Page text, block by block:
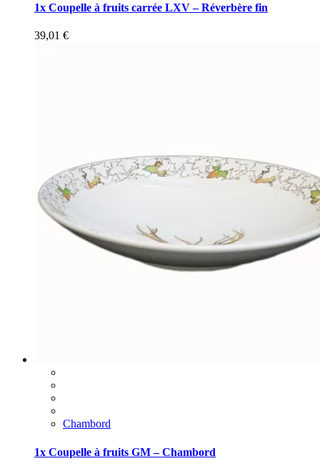
1x Coupelle à fruits carrée LXV – Réverbère fin
39,01 €
Chambord
1x Coupelle à fruits GM – Chambord